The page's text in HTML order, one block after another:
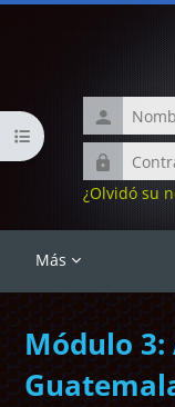
Nombre
de
usuario
Contraseña
¿Olvidó su
Más
Abrir índice del curso
Módulo